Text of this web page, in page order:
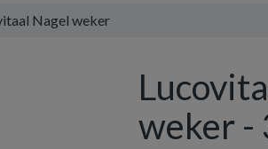
Nagel weker
weker